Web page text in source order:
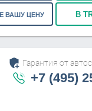
ВАШУ ЦЕНУ В
Гарантия от
+7 (495)